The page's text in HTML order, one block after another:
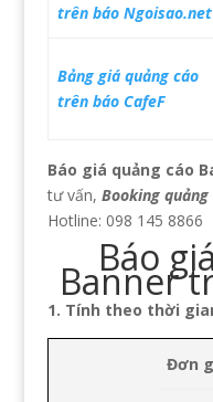
trên báo Ngoisao.net
Bảng giá quảng cáo
trên báo CafeF
Báo giá quảng cáo
tư vấn, Booking
Hotline: 098 145 8866
Báo
Banner
1. Tính theo thời
Đơn